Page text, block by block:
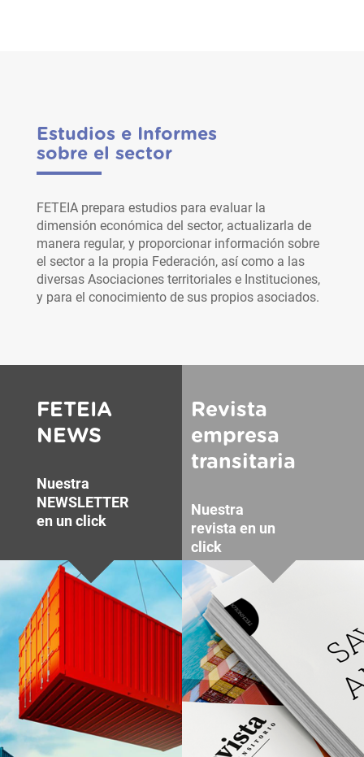
Estudios e Informes
sobre el sector
FETEIA prepara estudios para evaluar la
dimensión económica del sector, actualizarla de
manera regular, y proporcionar información sobre
el sector a la propia Federación, así como a las
diversas Asociaciones territoriales e Instituciones,
y para el conocimiento de sus propios asociados.
FETEIA
NEWS
Nuestra
NEWSLETTER
en un click
Revista
empresa
transitaria
Nuestra
revista en un
click